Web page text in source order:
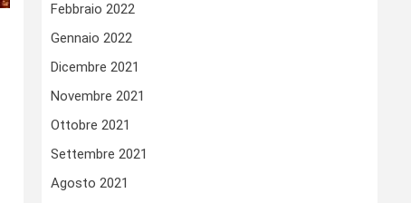
Febbraio 2022
Gennaio 2022
Dicembre 2021
Novembre 2021
Ottobre 2021
Settembre 2021
Agosto 2021